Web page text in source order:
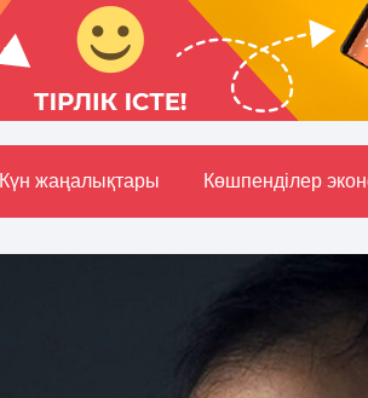
Күн жаңалықтары Көшпенділер